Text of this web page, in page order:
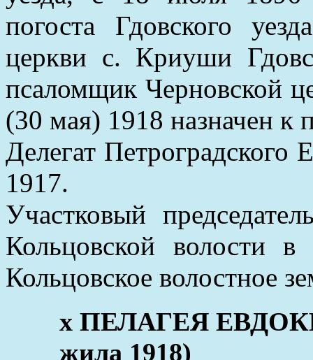
погоста Гдовского
церкви с. Криуши
псаломщик Черновской
(30 мая) 1918 назначен к
Делегат Петроградского
1917.
Участковый
Кольцовской волости
Кольцовское волостное
x ПЕЛАГЕЯ
жила 1918)